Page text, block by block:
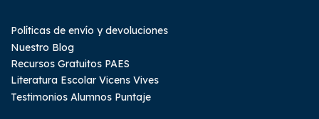
Políticas de envío y devoluciones
Nuestro Blog
Recursos Gratuitos PAES
Literatura Escolar Vicens Vives
Testimonios Alumnos Puntaje